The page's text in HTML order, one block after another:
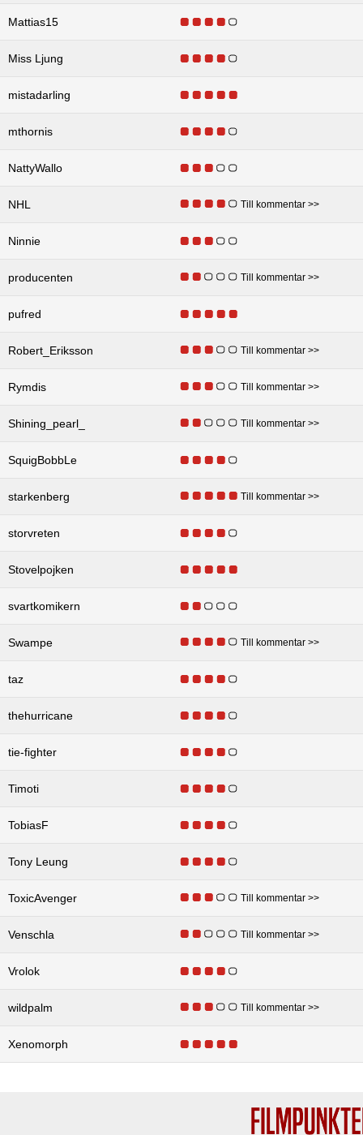
Mattias15
Miss Ljung
mistadarling
mthornis
NattyWallo
NHL Till kommentar >>
Ninnie
producenten Till kommentar >>
pufred
Robert_Eriksson Till kommentar >>
Rymdis Till kommentar >>
Shining_pearl_ Till kommentar >>
SquigBobbLe
starkenberg Till kommentar >>
storvreten
Stovelpojken
svartkomikern
Swampe Till kommentar >>
taz
thehurricane
tie-fighter
Timoti
TobiasF
Tony Leung
ToxicAvenger Till kommentar >>
Venschla Till kommentar >>
Vrolok
wildpalm Till kommentar >>
Xenomorph